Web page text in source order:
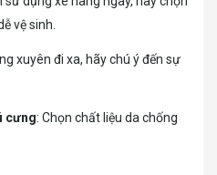
vệ sinh.
xuyên đi xa, hãy chú ý đến sự
cưng: Chọn chất liệu da chống